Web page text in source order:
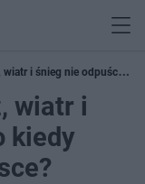
i śnieg nie odpuści! Do
wiatr i
kiedy